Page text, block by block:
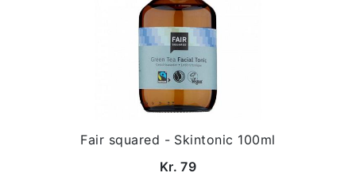
Fair squared - Skintonic 100ml
Kr. 79